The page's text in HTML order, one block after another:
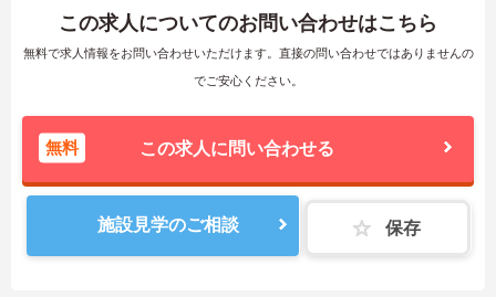
この求人についてのお問い合わせはこちら
無料で求人情報をお問い合わせいただけます。直接の問い合わせではありませんの
でご安心ください。
無料 この求人に問い合わせる
施設見学のご相談 保存